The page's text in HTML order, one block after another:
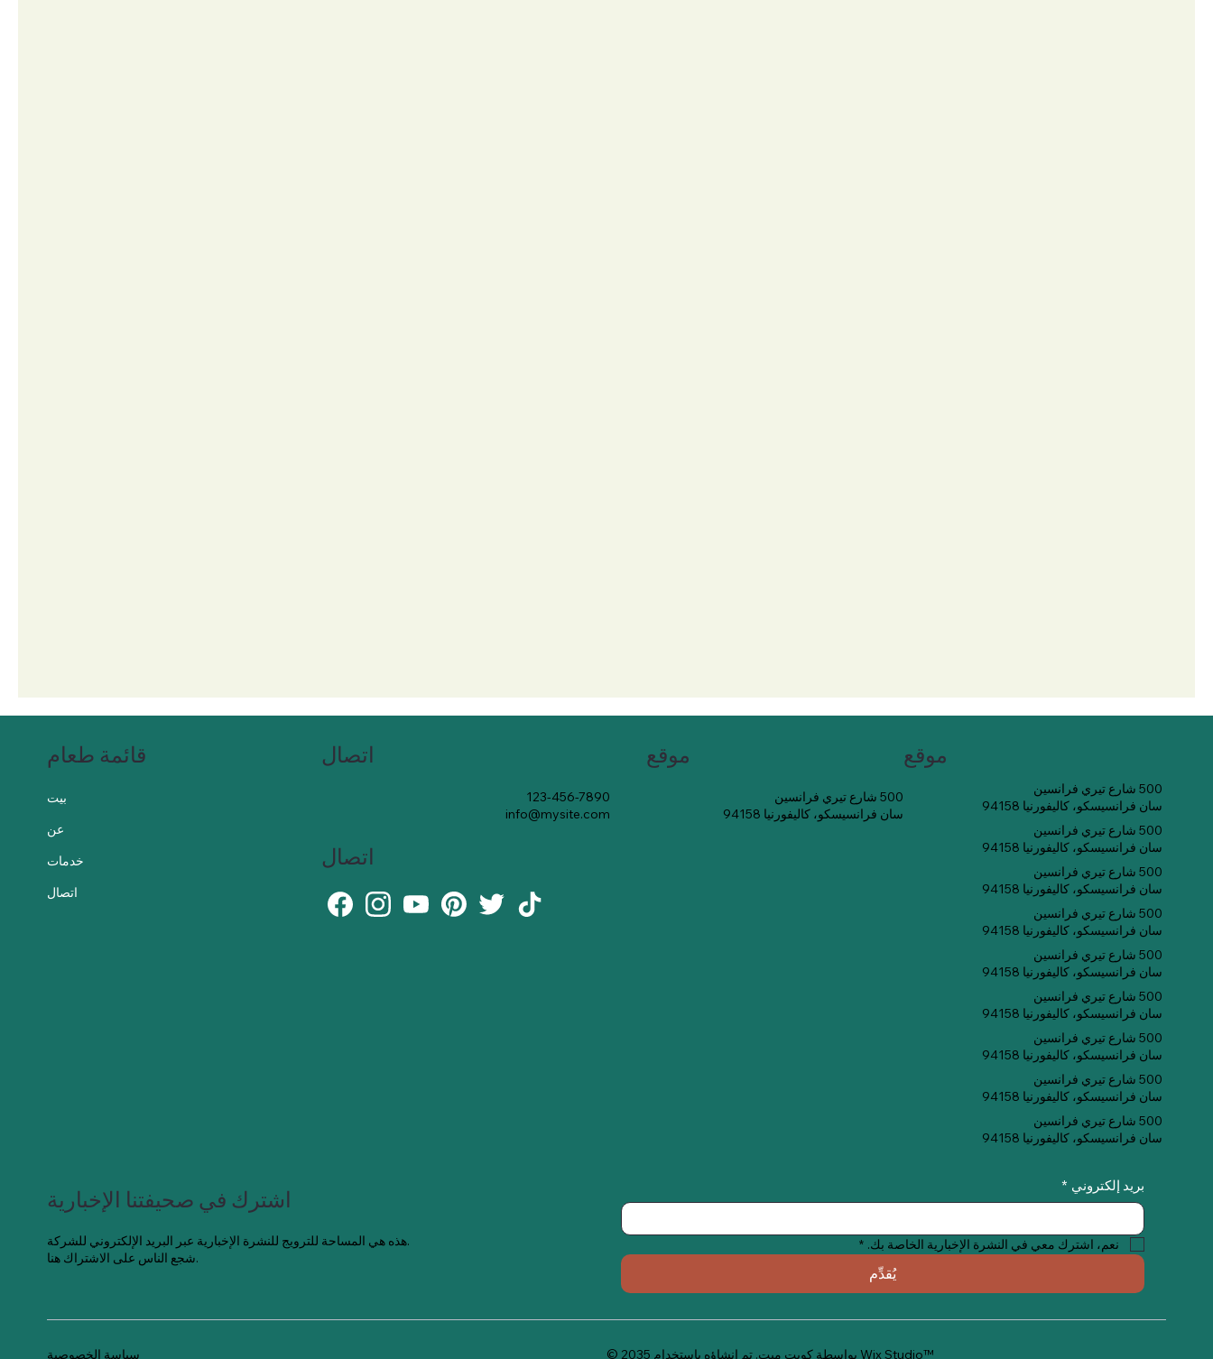
قائمة طعام
بيت
عن
خدمات
اتصال
موقع
500 شارع تيري فرانسين
سان فرانسيسكو، كاليفورنيا 94158
موقع
500 شارع تيري فرانسين
سان فرانسيسكو، كاليفورنيا 94158
500 شارع تيري فرانسين
سان فرانسيسكو، كاليفورنيا 94158
500 شارع تيري فرانسين
سان فرانسيسكو، كاليفورنيا 94158
500 شارع تيري فرانسين
سان فرانسيسكو، كاليفورنيا 94158
500 شارع تيري فرانسين
سان فرانسيسكو، كاليفورنيا 94158
500 شارع تيري فرانسين
سان فرانسيسكو، كاليفورنيا 94158
500 شارع تيري فرانسين
سان فرانسيسكو، كاليفورنيا 94158
500 شارع تيري فرانسين
سان فرانسيسكو، كاليفورنيا 94158
500 شارع تيري فرانسين
سان فرانسيسكو، كاليفورنيا 94158
اتصال
123-456-7890
info@mysite.com
اتصال
اشترك في صحيفتنا الإخبارية
هذه هي المساحة للترويج للنشرة الإخبارية عبر البريد الإلكتروني للشركة.
شجع الناس على الاشتراك هنا.
بريد إلكتروني *
نعم، اشترك معي في النشرة الإخبارية الخاصة بك. *
يُقدِّم
سياسة الخصوصية © 2035 بواسطة كويت ميت. تم إنشاؤه باستخدامWix Studio™